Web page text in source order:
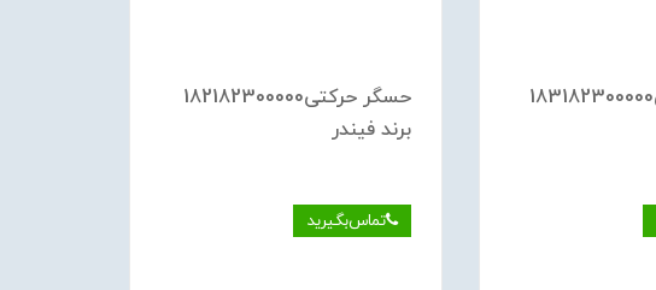
حسگر حركتی183182300000
حسگر حركتی182182300000
برند فیندر
تماس‌بگیرید